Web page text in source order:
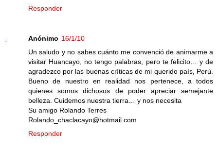
Responder
Anónimo 16/1/10
Un saludo y no sabes cuánto me convenció de animarme a
visitar Huancayo, no tengo palabras, pero te felicito… y de
agradezco por las buenas críticas de mi querido país, Perú.
Bueno de nuestro en realidad nos pertenece, a todos
quienes somos dichosos de poder apreciar semejante
belleza. Cuidemos nuestra tierra… y nos necesita
Su amigo Rolando Terres
Rolando_chaclacayo@hotmail.com
Responder